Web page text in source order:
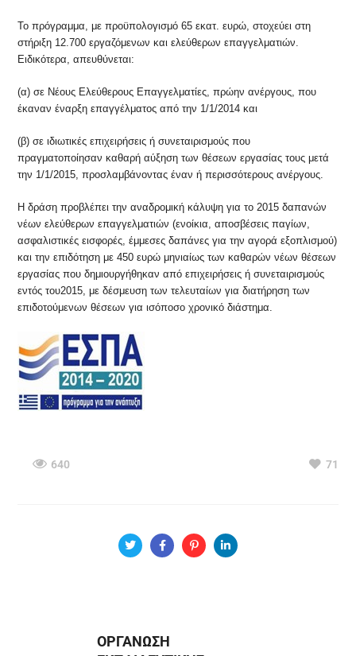
Το πρόγραμμα, με προϋπολογισμό 65 εκατ. ευρώ, στοχεύει στη
στήριξη 12.700 εργαζόμενων και ελεύθερων επαγγελματιών.
Ειδικότερα, απευθύνεται:
(α) σε Νέους Ελεύθερους Επαγγελματίες, πρώην ανέργους, που
έκαναν έναρξη επαγγέλματος από την 1/1/2014 και
(β) σε ιδιωτικές επιχειρήσεις ή συνεταιρισμούς που
πραγματοποίησαν καθαρή αύξηση των θέσεων εργασίας τους μετά
την 1/1/2015, προσλαμβάνοντας έναν ή περισσότερους ανέργους.
Η δράση προβλέπει την αναδρομική κάλυψη για το 2015 δαπανών
νέων ελεύθερων επαγγελματιών (ενοίκια, αποσβέσεις παγίων,
ασφαλιστικές εισφορές, έμμεσες δαπάνες για την αγορά εξοπλισμού)
και την επιδότηση με 450 ευρώ μηνιαίως των καθαρών νέων θέσεων
εργασίας που δημιουργήθηκαν από επιχειρήσεις ή συνεταιρισμούς
εντός του2015, με δέσμευση των τελευταίων για διατήρηση των
επιδοτούμενων θέσεων για ισόποσο χρονικό διάστημα.
640 71
ΟΡΓΑΝΩΣΗ